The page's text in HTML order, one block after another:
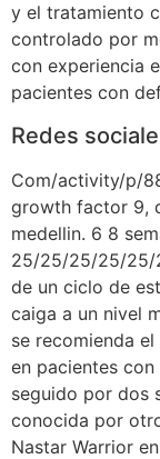
y el tratamiento
controlado por
con experiencia
pacientes con
Redes
Com/activity/p/
growth factor 9,
medellin. 6 8
25/25/25/25/25/
de un ciclo de
caiga a un nivel
se recomienda
en pacientes
seguido por dos
conocida por
Nastar Warrior